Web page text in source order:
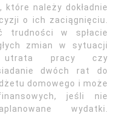
należy dokładnie
o ich zaciągnięciu.
trudności w spłacie
zmian w sytuacji
utrata pracy czy
dwóch rat do
domowego i może
jeśli nie
wydatki.